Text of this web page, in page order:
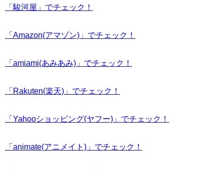
「駿河屋」でチェック！
「Amazon(アマゾン)」でチェック！
「amiami(あみあみ)」でチェック！
「Rakuten(楽天)」でチェック！
「Yahooショッピング(ヤフー)」でチェック！
「animate(アニメイト)」でチェック！